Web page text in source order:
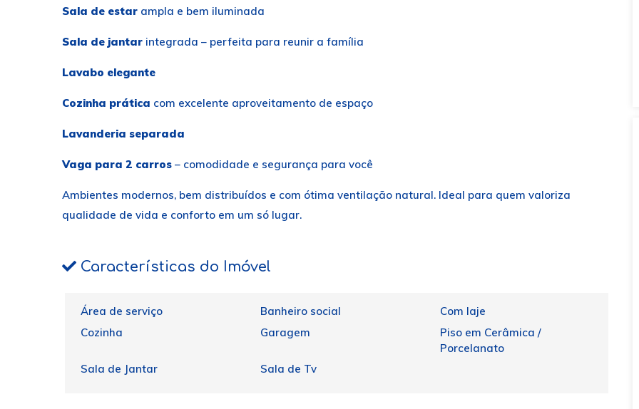
Sala de estar ampla e bem iluminada
Sala de jantar integrada – perfeita para reunir a família
Lavabo elegante
Cozinha prática com excelente aproveitamento de espaço
Lavanderia separada
Vaga para 2 carros – comodidade e segurança para você
Ambientes modernos, bem distribuídos e com ótima ventilação natural. Ideal para quem valoriza
qualidade de vida e conforto em um só lugar.
Características do Imóvel
Área de serviço Banheiro social
Com laje
Cozinha
Garagem
Piso em Cerâmica /
Porcelanato
Sala de Jantar
Sala de Tv